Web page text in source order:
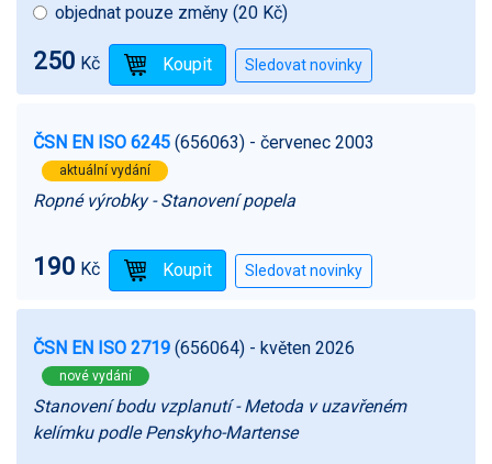
objednat pouze změny (20 Kč)
250 Kč
ČSN EN ISO 6245 (656063) - červenec 2003
aktuální vydání
Ropné výrobky - Stanovení popela
190 Kč
ČSN EN ISO 2719 (656064) - květen 2026
nové vydání
Stanovení bodu vzplanutí - Metoda v uzavřeném
kelímku podle Penskyho-Martense